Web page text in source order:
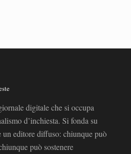
digitale che si occupa
d’inchiesta. Si fonda su
un editore diffuso: chiunque può
può sostenere